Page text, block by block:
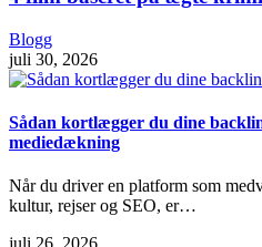
Blogg
juli 30, 2026
Sådan kortlægger du dine
mediedækning
Når du driver en platform som
kultur, rejser og SEO, er…